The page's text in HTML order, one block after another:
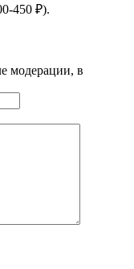
450 ₽).
модерации, в